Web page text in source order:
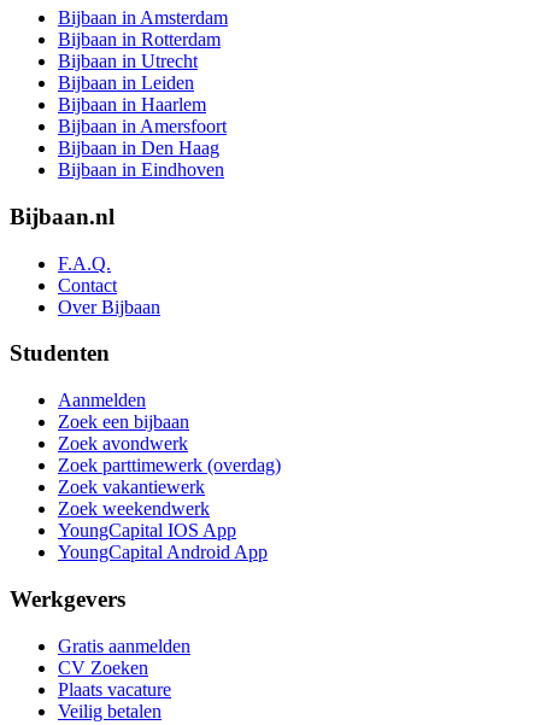
Bijbaan in Amsterdam
Bijbaan in Rotterdam
Bijbaan in Utrecht
Bijbaan in Leiden
Bijbaan in Haarlem
Bijbaan in Amersfoort
Bijbaan in Den Haag
Bijbaan in Eindhoven
Bijbaan.nl
F.A.Q.
Contact
Over Bijbaan
Studenten
Aanmelden
Zoek een bijbaan
Zoek avondwerk
Zoek parttimewerk (overdag)
Zoek vakantiewerk
Zoek weekendwerk
YoungCapital IOS App
YoungCapital Android App
Werkgevers
Gratis aanmelden
CV Zoeken
Plaats vacature
Veilig betalen